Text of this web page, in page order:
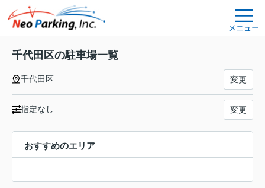
メニュー
千代田区の駐車場一覧
千代田区 変更
指定なし 変更
おすすめのエリア